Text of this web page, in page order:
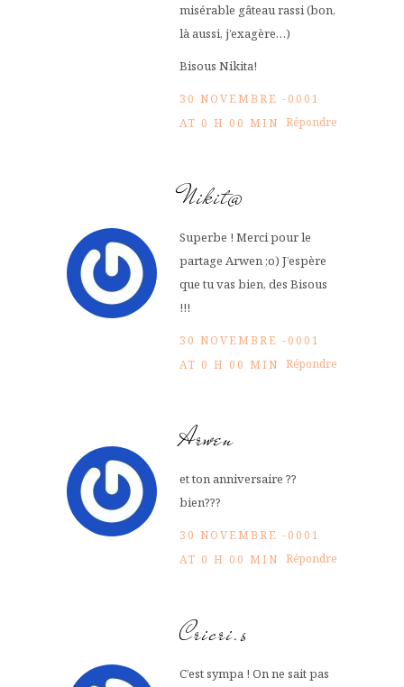
misérable gâteau rassi (bon,
là aussi, j’exagère…)
Bisous Nikita!
30 NOVEMBRE -0001
AT 0 H 00 MIN Répondre
Nikit@
Superbe ! Merci pour le
partage Arwen ;o) J’espère
que tu vas bien, des Bisous
!!!
30 NOVEMBRE -0001
AT 0 H 00 MIN Répondre
Arwen
et ton anniversaire ??
bien???
30 NOVEMBRE -0001
AT 0 H 00 MIN Répondre
Cricri.s
C’est sympa ! On ne sait pas